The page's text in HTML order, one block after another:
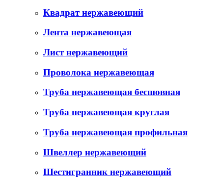
Квадрат нержавеющий
Лента нержавеющая
Лист нержавеющий
Проволока нержавеющая
Труба нержавеющая бесшовная
Труба нержавеющая круглая
Труба нержавеющая профильная
Швеллер нержавеющий
Шестигранник нержавеющий